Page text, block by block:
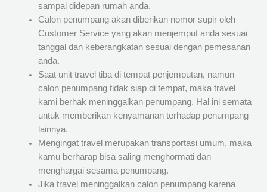
sampai didepan rumah anda.
Calon penumpang akan diberikan nomor supir oleh
Customer Service yang akan menjemput anda sesuai
tanggal dan keberangkatan sesuai dengan pemesanan
anda.
Saat unit travel tiba di tempat penjemputan, namun
calon penumpang tidak siap di tempat, maka travel
kami berhak meninggalkan penumpang. Hal ini semata
untuk memberikan kenyamanan terhadap penumpang
lainnya.
Mengingat travel merupakan transportasi umum, maka
kamu berharap bisa saling menghormati dan
menghargai sesama penumpang.
Jika travel meninggalkan calon penumpang karena